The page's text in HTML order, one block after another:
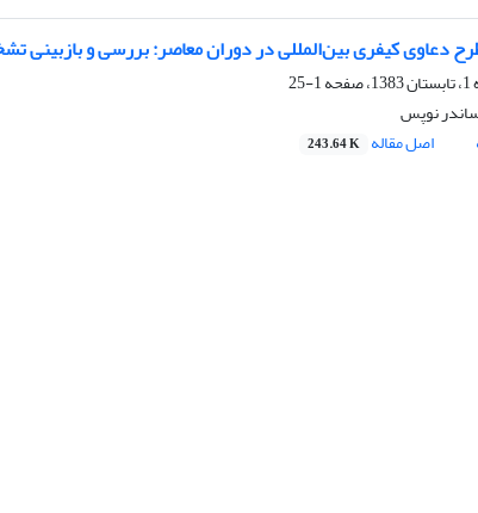
دعاوی کیفری بین‌المللی در دوران معاصر: بررسی و
1-25
نوپس
اصل مقاله 243.64 K